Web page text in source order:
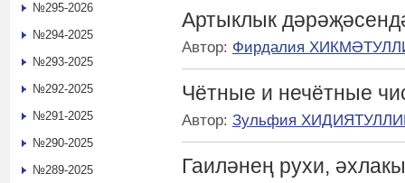
Артыклык
Автор: Фирдалия
Чётные и нечётные
Автор: Зульфия
Гаиләнең рухи,
№295-2026
№294-2025
№293-2025
№292-2025
№291-2025
№290-2025
№289-2025